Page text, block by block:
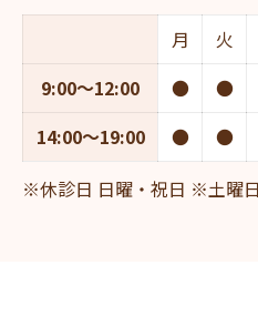
月 火
9:00～12:00
● ●
14:00～19:00
● ●
※休診日 日曜・祝日 ※土曜